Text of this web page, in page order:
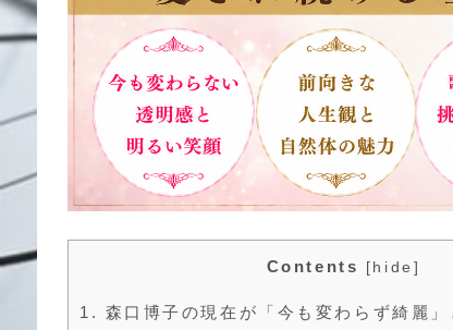
Contents [ hide ]
1. 森口博子の現在が「今も変わらず綺麗」